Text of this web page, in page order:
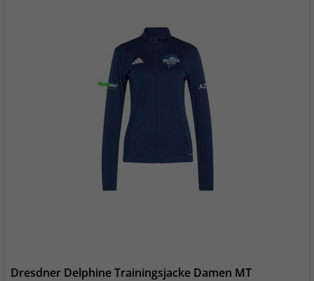
Dresdner Delphine Trainingsjacke Damen MT